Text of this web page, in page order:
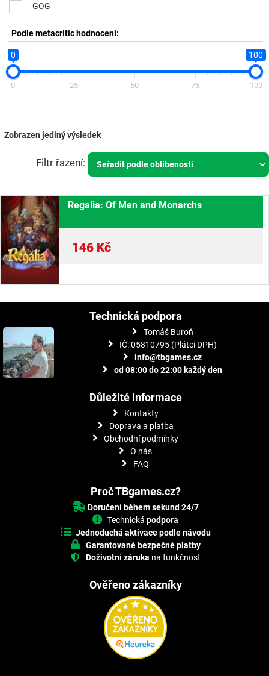
GOG
Podle metacritic hodnocení:
0 100
0 25 50 75 100
Zobrazen jediný výsledek
Regalia: Of Men and Monarchs
146 Kč
Technická podpora
Tomáš Buroň
IČ: 05810795 (Plátci DPH)
info@tbgames.cz
od 08:00 do 22:00 každý den
Důležité informace
Kontakty
Doprava a platba
Obchodní podmínky
O nás
FAQ
Proč TBgames.cz?
Doručení během sekund 24/7
Technickápodpora
Jednoduchá aktivace podle návodu
Garantované bezpečné platby
Doživotní záruka na funkčnost
Ověřeno zákazníky